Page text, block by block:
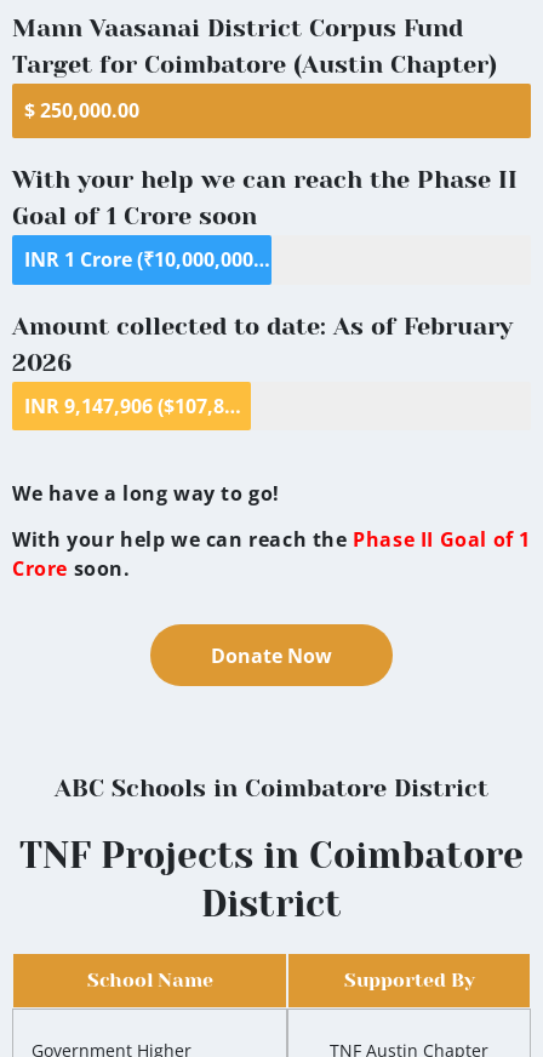
Mann Vaasanai District Corpus Fund
Target for Coimbatore (Austin Chapter)
$ 250,000.00
With your help we can reach the Phase II
Goal of 1 Crore soon
INR 1 Crore (₹10,000,000) ($125,000)
Amount collected to date: As of February
2026
INR 9,147,906 ($107,803 )
We have a long way to go!
With your help we can reach the Phase II Goal of 1
Crore soon.
Donate Now
ABC Schools in Coimbatore District
TNF Projects in Coimbatore
District
School Name Supported By
Government Higher
TNF Austin Chapter